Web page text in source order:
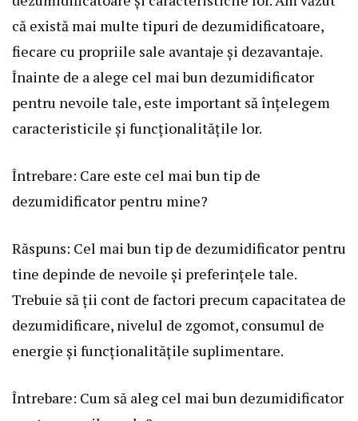
că există mai multe tipuri de dezumidificatoare,
fiecare cu propriile sale avantaje și dezavantaje.
Înainte de a alege cel mai bun dezumidificator
pentru nevoile tale, este important să înțelegem
caracteristicile și funcționalitățile lor.
Întrebare: Care este cel mai bun tip de
dezumidificator pentru mine?
Răspuns: Cel mai bun tip de dezumidificator pentru
tine depinde de nevoile și preferințele tale.
Trebuie să ții cont de factori precum capacitatea de
dezumidificare, nivelul de zgomot, consumul de
energie și funcționalitățile suplimentare.
Întrebare: Cum să aleg cel mai bun dezumidificator